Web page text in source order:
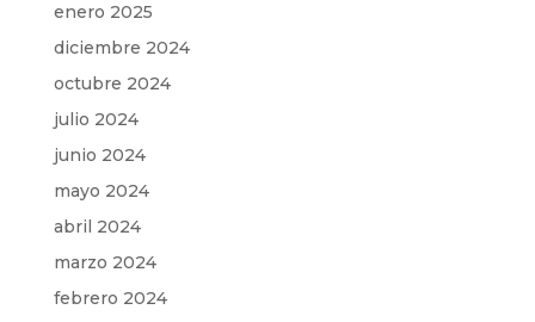
enero 2025
diciembre 2024
octubre 2024
julio 2024
junio 2024
mayo 2024
abril 2024
marzo 2024
febrero 2024